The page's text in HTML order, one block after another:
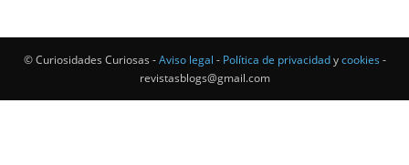
© Curiosidades Curiosas -Aviso legal - Política de privacidadycookies -
revistasblogs@gmail.com